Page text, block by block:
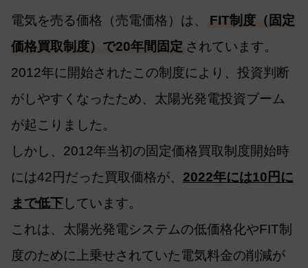
電気を売る価格（売電価格）は、
FIT制度（固定
価格買取制度）で20年間固定 されています。
2012年に開始されたこの制度により、投資判断
がしやすくなったため、太陽光発電投資ブーム
が起こりました。
しかし、2012年当初の固定価格買取制度開始時
には42円だった買取価格が、 2022年には10円に
まで低下しています。
これは、太陽光発電システムの低価格化やFIT制
度のために上乗せされていた電気料金の削減が